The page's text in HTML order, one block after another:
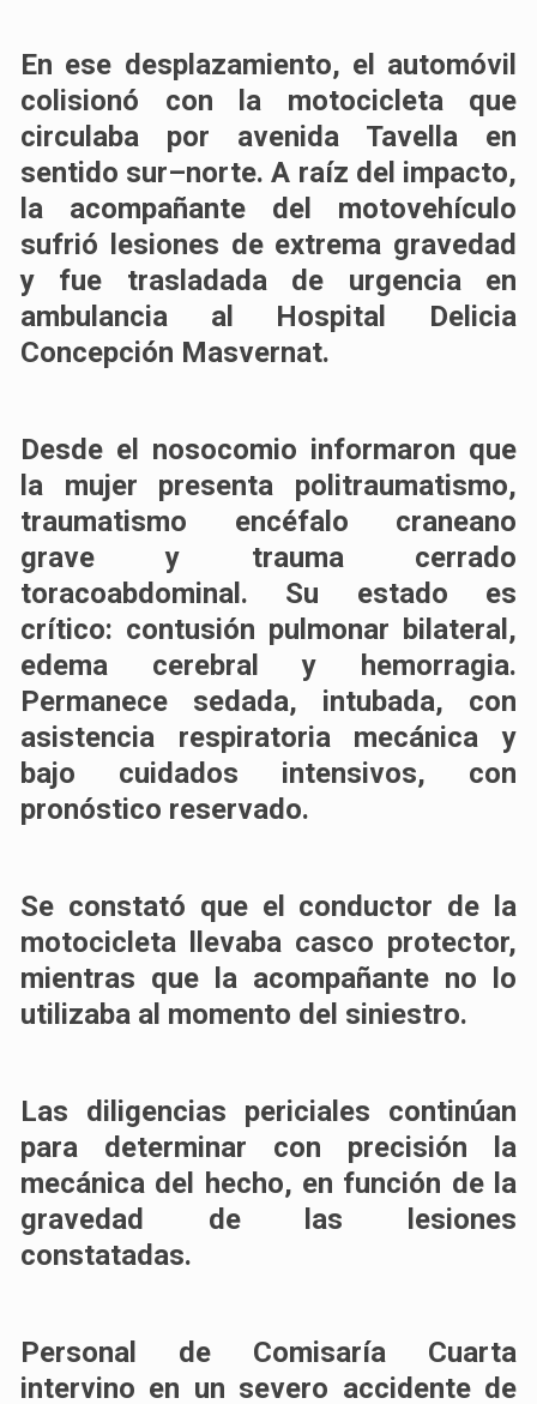
En ese desplazamiento, el automóvil
colisionó con la motocicleta que
circulaba por avenida Tavella en
sentido sur–norte. A raíz del impacto,
la acompañante del motovehículo
sufrió lesiones de extrema gravedad
y fue trasladada de urgencia en
ambulancia al Hospital Delicia
Concepción Masvernat.
Desde el nosocomio informaron que
la mujer presenta politraumatismo,
traumatismo encéfalo craneano
grave y trauma cerrado
toracoabdominal. Su estado es
crítico: contusión pulmonar bilateral,
edema cerebral y hemorragia.
Permanece sedada, intubada, con
asistencia respiratoria mecánica y
bajo cuidados intensivos, con
pronóstico reservado.
Se constató que el conductor de la
motocicleta llevaba casco protector,
mientras que la acompañante no lo
utilizaba al momento del siniestro.
Las diligencias periciales continúan
para determinar con precisión la
mecánica del hecho, en función de la
gravedad de las lesiones
constatadas.
Personal de Comisaría Cuarta
intervino en un severo accidente de